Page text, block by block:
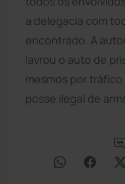
a delegacia com
encontrado. A
lavrou o auto de
mesmos por
posse ilegal de